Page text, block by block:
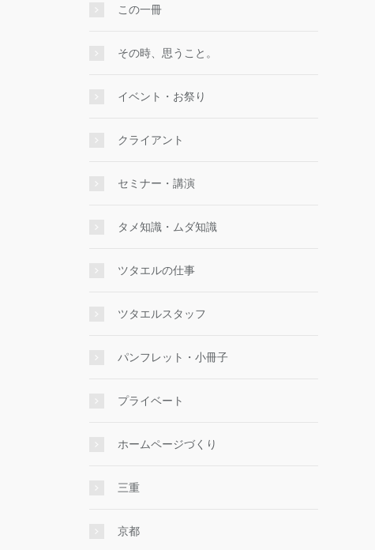
この一冊
その時、思うこと。
イベント・お祭り
クライアント
セミナー・講演
タメ知識・ムダ知識
ツタエルの仕事
ツタエルスタッフ
パンフレット・小冊子
プライベート
ホームページづくり
三重
京都